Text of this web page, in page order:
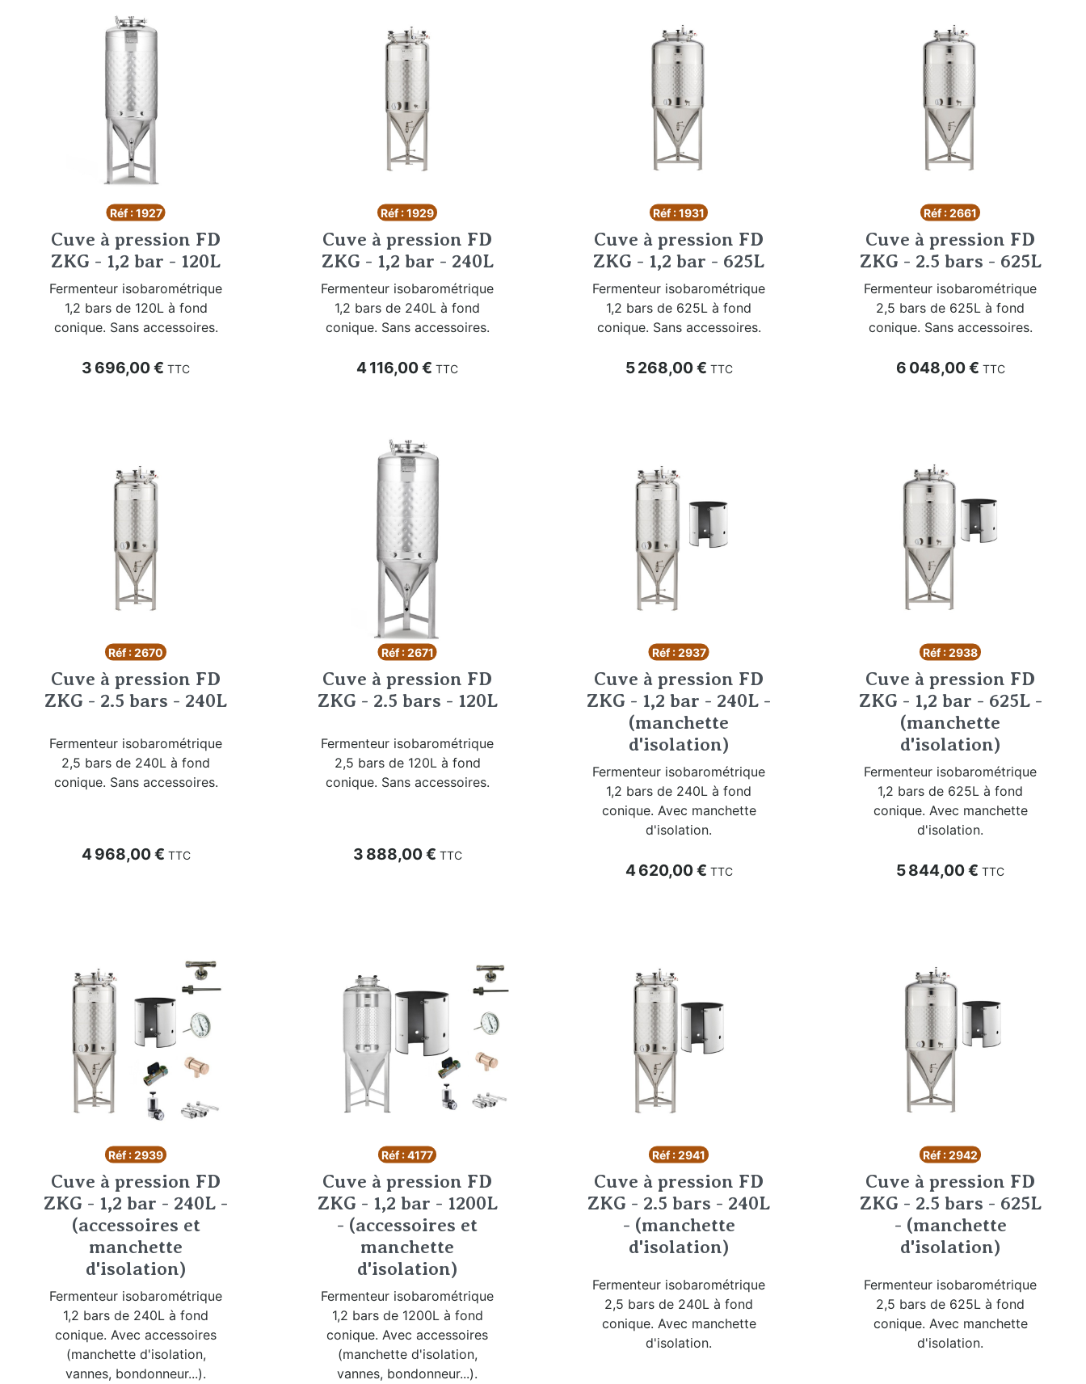
Réf : 1927
Cuve à pression FD
ZKG - 1,2 bar - 120L
Fermenteur isobarométrique
1,2 bars de 120L à fond
conique. Sans accessoires.
Prix
3 696,00 € TTC
Réf : 1929
Cuve à pression FD
ZKG - 1,2 bar - 240L
Fermenteur isobarométrique
1,2 bars de 240L à fond
conique. Sans accessoires.
Prix
4 116,00 € TTC
Réf : 1931
Cuve à pression FD
ZKG - 1,2 bar - 625L
Fermenteur isobarométrique
1,2 bars de 625L à fond
conique. Sans accessoires.
Prix
5 268,00 € TTC
Réf : 2661
Cuve à pression FD
ZKG - 2.5 bars - 625L
Fermenteur isobarométrique
2,5 bars de 625L à fond
conique. Sans accessoires.
Prix
6 048,00 € TTC
Réf : 2670
Cuve à pression FD
ZKG - 2.5 bars - 240L
Fermenteur isobarométrique
2,5 bars de 240L à fond
conique. Sans accessoires.
Prix
4 968,00 € TTC
Réf : 2671
Cuve à pression FD
ZKG - 2.5 bars - 120L
Fermenteur isobarométrique
2,5 bars de 120L à fond
conique. Sans accessoires.
Prix
3 888,00 € TTC
Réf : 2937
Cuve à pression FD
ZKG - 1,2 bar - 240L -
(manchette
d'isolation)
Fermenteur isobarométrique
1,2 bars de 240L à fond
conique. Avec manchette
d'isolation.
Prix
4 620,00 € TTC
Réf : 2938
Cuve à pression FD
ZKG - 1,2 bar - 625L -
(manchette
d'isolation)
Fermenteur isobarométrique
1,2 bars de 625L à fond
conique. Avec manchette
d'isolation.
Prix
5 844,00 € TTC
Réf : 2939
Cuve à pression FD
ZKG - 1,2 bar - 240L -
(accessoires et
manchette
d'isolation)
Fermenteur isobarométrique
1,2 bars de 240L à fond
conique. Avec accessoires
(manchette d'isolation,
vannes, bondonneur...).
Réf : 4177
Cuve à pression FD
ZKG - 1,2 bar - 1200L
- (accessoires et
manchette
d'isolation)
Fermenteur isobarométrique
1,2 bars de 1200L à fond
conique. Avec accessoires
(manchette d'isolation,
vannes, bondonneur...).
Réf : 2941
Cuve à pression FD
ZKG - 2.5 bars - 240L
- (manchette
d'isolation)
Fermenteur isobarométrique
2,5 bars de 240L à fond
conique. Avec manchette
d'isolation.
Réf : 2942
Cuve à pression FD
ZKG - 2.5 bars - 625L
- (manchette
d'isolation)
Fermenteur isobarométrique
2,5 bars de 625L à fond
conique. Avec manchette
d'isolation.